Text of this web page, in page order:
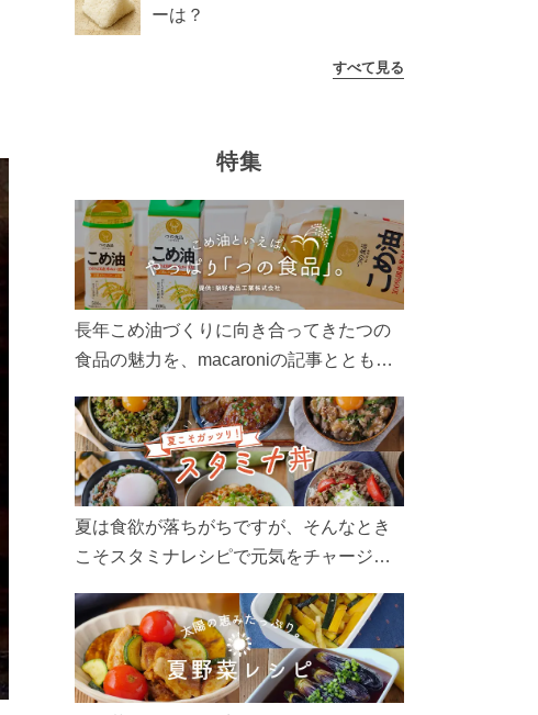
ーは？
すべて見る
特集
長年こめ油づくりに向き合ってきたつの
食品の魅力を、macaroniの記事とともに
ん、製造現場や品質へのこだわりまで。
こめ油をもっと好きになるコンテンツを
ぜひお楽しみください。
夏は食欲が落ちがちですが、そんなとき
こそスタミナレシピで元気をチャージ！
リ食べて、夏バテを吹き飛ばしましょ
う！